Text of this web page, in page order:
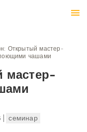
Открытый мастер-
чашами
мастер-
семинар